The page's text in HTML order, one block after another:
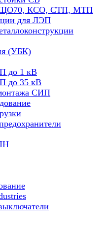
КСО, СТП, МТП
для ЛЭП
(УБК)
до 1 кВ
до 35 кВ
СИП